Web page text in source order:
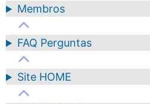
Membros
FAQ Perguntas
Site HOME